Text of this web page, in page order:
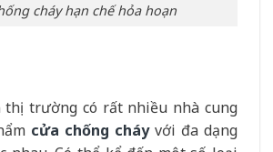
cháy hạn chế hỏa hoạn
thị trường có rất nhiều nhà cung
cửa chống cháyvới đa dạng